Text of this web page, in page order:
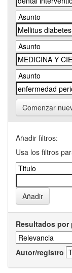
Comenzar
Añadir filtros:
Usa los filtros
Resultados por
Autor/registro